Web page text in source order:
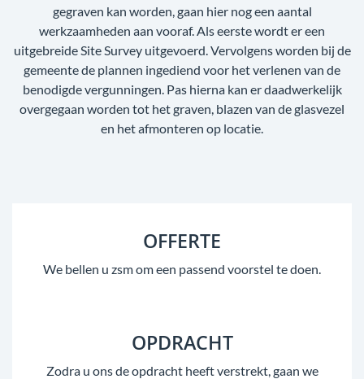
gegraven kan worden, gaan hier nog een aantal
werkzaamheden aan vooraf. Als eerste wordt er een
uitgebreide Site Survey uitgevoerd. Vervolgens worden bij de
gemeente de plannen ingediend voor het verlenen van de
benodigde vergunningen. Pas hierna kan er daadwerkelijk
overgegaan worden tot het graven, blazen van de glasvezel
en het afmonteren op locatie.
OFFERTE
We bellen u zsm om een passend voorstel te doen.
OPDRACHT
Zodra u ons de opdracht heeft verstrekt, gaan we